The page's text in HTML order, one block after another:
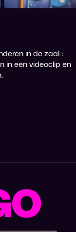
in de zaal :
in een videoclip en